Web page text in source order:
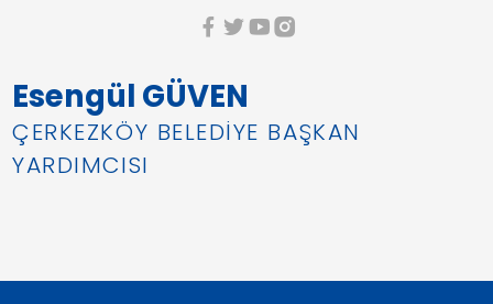
Esengül GÜVEN
ÇERKEZKÖY BELEDİYE BAŞKAN
YARDIMCISI